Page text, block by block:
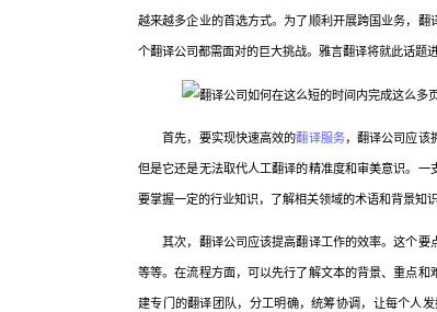
越来越多企业的首选方式。为了顺利开展跨国业务，
个翻译公司都需面对的巨大挑战。雅言翻译将就此话题进
首先，要实现快速高效的翻译服务，翻译公司应该
但是它还是无法取代人工翻译的精准度和审美意识。
要掌握一定的行业知识，了解相关领域的术语和背景知
其次，翻译公司应该提高翻译工作的效率。这个要
等等。在流程方面，可以先行了解文本的背景、重点
建专门的翻译团队，分工明确，统筹协调，让每个人